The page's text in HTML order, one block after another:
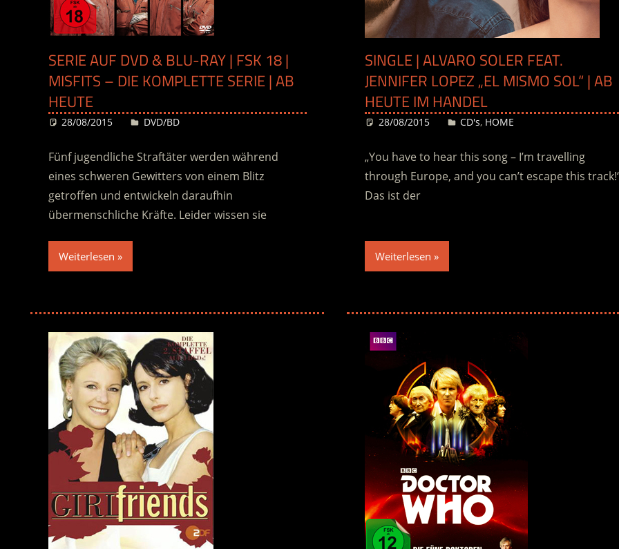
SERIE AUF DVD & BLU-RAY | FSK 18 |
MISFITS – DIE KOMPLETTE SERIE | AB
HEUTE
28/08/2015 Desiree
DVD/BD
Fünf jugendliche Straftäter werden während
eines schweren Gewitters von einem Blitz
getroffen und entwickeln daraufhin
übermenschliche Kräfte. Leider wissen sie
Weiterlesen
SINGLE | ALVARO SOLER FEAT.
JENNIFER LOPEZ „EL MISMO SOL“ | AB
HEUTE IM HANDEL
28/08/2015 Desiree
CD's, HOME
„You have to hear this song – I’m travelling
through Europe, and you can’t escape this
Das ist der
Weiterlesen